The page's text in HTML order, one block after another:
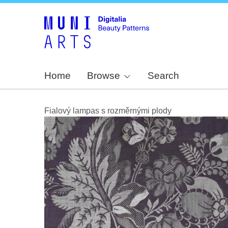
Home Browse Search
Fialový lampas s rozměrnými plody